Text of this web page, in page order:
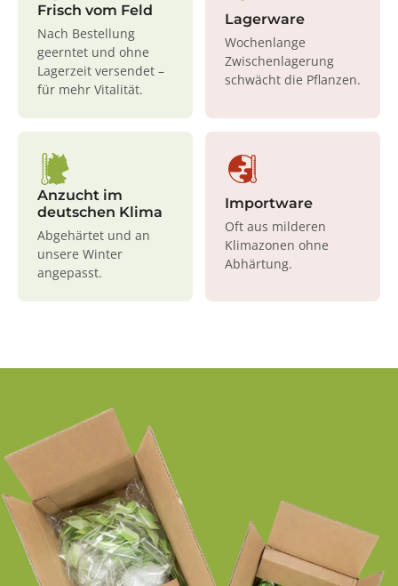
Frisch vom Feld
Nach Bestellung
geerntet und ohne
Lagerzeit versendet –
für mehr Vitalität.
Lagerware
Wochenlange
Zwischenlagerung
schwächt die Pflanzen.
Anzucht im
deutschen Klima
Abgehärtet und an
unsere Winter
angepasst.
Importware
Oft aus milderen
Klimazonen ohne
Abhärtung.